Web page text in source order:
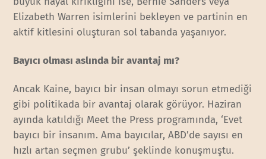
Elizabeth Warren isimlerini bekleyen ve partinin en
aktif kitlesini oluşturan sol tabanda yaşanıyor.
Bayıcı olması aslında bir avantaj mı?
Ancak Kaine, bayıcı bir insan olmayı sorun etmediği
gibi politikada bir avantaj olarak görüyor. Haziran
ayında katıldığı Meet the Press programında, ‘Evet
bayıcı bir insanım. Ama bayıcılar, ABD’de sayısı en
hızlı artan seçmen grubu’ şeklinde konuşmuştu.